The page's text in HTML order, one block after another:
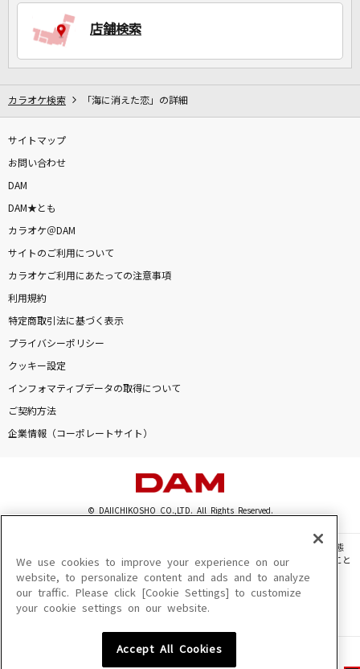
店舗検索
カラオケ検索 「海に消えた恋」の詳細
サイトマップ
お問い合わせ
DAM
DAM★とも
カラオケ＠DAM
サイトのご利用について
カラオケご利用にあたっての注意事項
利用規約
特定商取引法に基づく表示
プライバシーポリシー
クッキー設定
インフォマティブデータの取得について
ご契約方法
企業情報（コーポレートサイト）
© DAIICHIKOSHO CO.,LTD. All Rights Reserved.
このサイトに掲載されている一切の文章・画像・写真・動画・音声等を、手段や形態
を問わず、著作権法の定める範囲を超えて無断で複製、転載、ファイル化などすること
を禁じます。
楽曲及びコンテンツは、機種によりご利用いただけない場合があります。
楽曲及びコンテンツの配信日、配信内容が変更になる場合があります。
We use cookies to improve your experience on our
website, to personalize content and ads and to analyze
our traffic. Please click [Cookie Settings] to customize
your cookie settings on our website.
Accept All Cookies